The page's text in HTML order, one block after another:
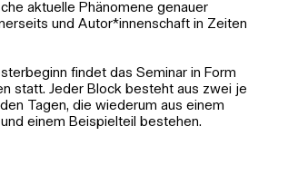
aktuelle Phänomene genauer
und Autor*innenschaft in Zeiten
findet das Seminar in Form
statt. Jeder Block besteht aus zwei je
Tagen, die wiederum aus einem
einem Beispielteil bestehen.